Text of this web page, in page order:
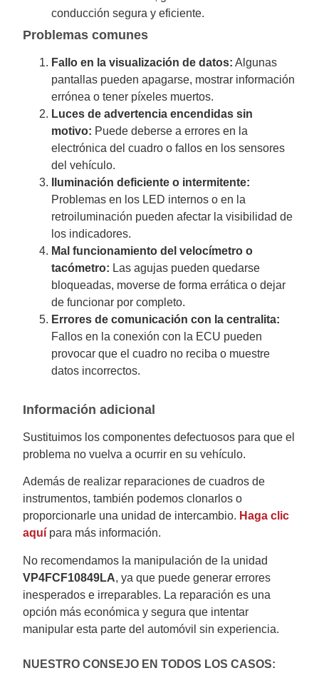
conducción segura y eficiente.
Problemas comunes
Fallo en la visualización de datos: Algunas
pantallas pueden apagarse, mostrar información
errónea o tener píxeles muertos.
Luces de advertencia encendidas sin
motivo: Puede deberse a errores en la
electrónica del cuadro o fallos en los sensores
del vehículo.
Iluminación deficiente o intermitente:
Problemas en los LED internos o en la
retroiluminación pueden afectar la visibilidad de
los indicadores.
Mal funcionamiento del velocímetro o
tacómetro: Las agujas pueden quedarse
bloqueadas, moverse de forma errática o dejar
de funcionar por completo.
Errores de comunicación con la centralita:
Fallos en la conexión con la ECU pueden
provocar que el cuadro no reciba o muestre
datos incorrectos.
Información adicional
Sustituimos los componentes defectuosos para que el
problema no vuelva a ocurrir en su vehículo.
Además de realizar reparaciones de cuadros de
instrumentos, también podemos clonarlos o
proporcionarle una unidad de intercambio. Haga clic
aquí para más información.
No recomendamos la manipulación de la unidad
VP4FCF10849LA, ya que puede generar errores
inesperados e irreparables. La reparación es una
opción más económica y segura que intentar
manipular esta parte del automóvil sin experiencia.
NUESTRO CONSEJO EN TODOS LOS CASOS: